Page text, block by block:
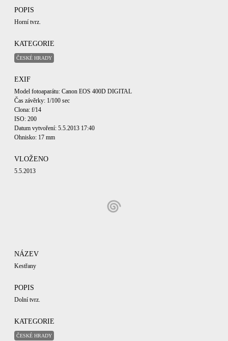
POPIS
Horní tvrz.
KATEGORIE
ČESKÉ HRADY
EXIF
Model fotoaparátu: Canon EOS 400D DIGITAL
Čas závěrky: 1/100 sec
Clona: f/14
ISO: 200
Datum vytvoření: 5.5.2013 17:40
Ohnisko: 17 mm
VLOŽENO
5.5.2013
NÁZEV
Kestřany
POPIS
Dolní tvrz.
KATEGORIE
ČESKÉ HRADY